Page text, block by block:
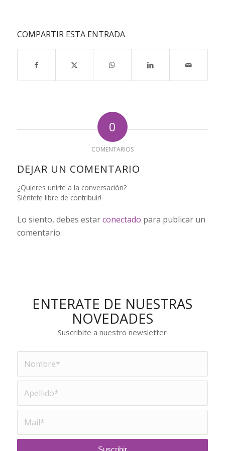
COMPARTIR ESTA ENTRADA
0
COMENTARIOS
DEJAR UN COMENTARIO
¿Quieres unirte a la conversación?
Siéntete libre de contribuir!
Lo siento, debes estarconectado para publicar un
comentario.
ENTERATE DE NUESTRAS
NOVEDADES
Suscribite a nuestro newsletter